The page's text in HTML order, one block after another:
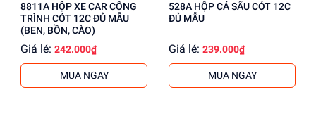
8811A HỘP XE CAR CÔNG
TRÌNH CÓT 12C ĐỦ MẪU
(BEN, BỒN, CÀO)
Giá lẻ: 242.000₫
MUA NGAY
528A HỘP CÁ SẤU CÓT 12C
ĐỦ MẪU
Giá lẻ: 239.000₫
MUA NGAY